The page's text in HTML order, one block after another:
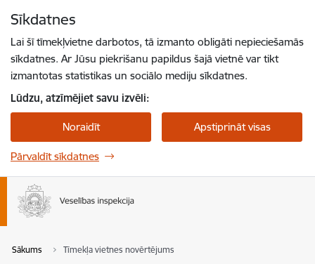
Sīkdatnes
Lai šī tīmekļvietne darbotos, tā izmanto obligāti nepieciešamās
sīkdatnes. Ar Jūsu piekrišanu papildus šajā vietnē var tikt
izmantotas statistikas un sociālo mediju sīkdatnes.
Lūdzu, atzīmējiet savu izvēli:
Noraidīt Apstiprināt visas
Pārvaldīt sīkdatnes
Sākums Tīmekļa vietnes novērtējums